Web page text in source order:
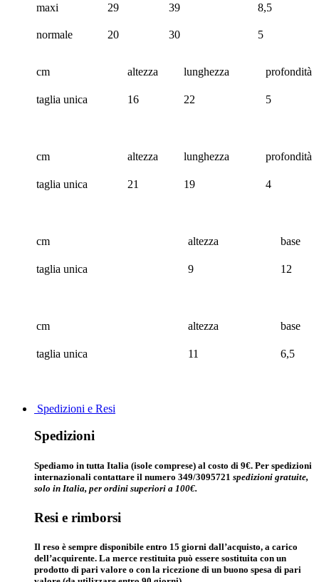
maxi
29 39 8,5
normale 20 30 5
cm altezza lunghezza profondità
taglia unica 16 22 5
cm altezza lunghezza profondità
taglia unica 21 19 4
cm altezza base
taglia unica 9 12
cm altezza base
taglia unica 11 6,5
Spedizioni e Resi
Spedizioni
Spediamo in tutta Italia (isole comprese) al costo di 9€. Per spedizioni
internazionali contattare il numero 349/3095721 spedizioni gratuite,
solo in Italia, per ordini superiori a 100€.
Resi e rimborsi
Il reso è sempre disponibile entro 15 giorni dall’acquisto, a carico
dell’acquirente. La merce restituita può essere sostituita con un
prodotto di pari valore o con la ricezione di un buono spesa di pari